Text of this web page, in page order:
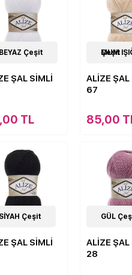
30Çeşit
BEYAZ Çeşit
ŞAL SİMLİ
TL
33Çeşit
MUM IŞIĞI Çeşit
ALİZE ŞAL
67
85,00
33Çeşit
SİYAH Çeşit
ŞAL SİMLİ
30Çeşit
GÜL
ALİZE ŞAL
28